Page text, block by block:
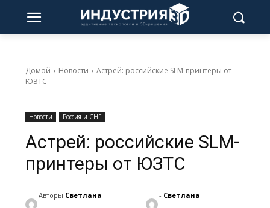
Домой Новости
Астрей: российские SLM-принтеры от
ЮЗТС
Новости Россия и СНГ
Астрей: российские SLM-
принтеры от ЮЗТС
Авторы Светлана
- Светлана